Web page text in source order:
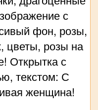
с
фон, розы,
цветы, розы на
Открытка с
текстом: С
женщина!